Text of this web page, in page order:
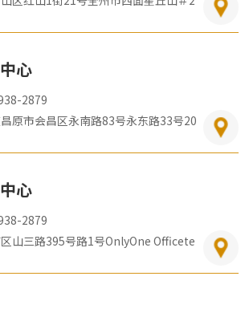
心
2879
原市会昌区永南路83号永东路33号20
心
2879
山三路395号路1号OnlyOne Officete